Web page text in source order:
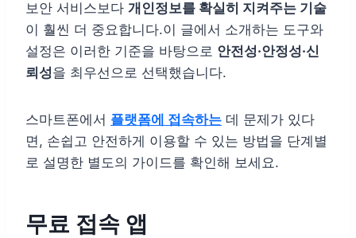
보안 서비스보다 개인정보를 확실히 지켜주는 기술
이 훨씬 더 중요합니다.이 글에서 소개하는 도구와
설정은 이러한 기준을 바탕으로 안전성·안정성·신
뢰성을 최우선으로 선택했습니다.
스마트폰에서 플랫폼에 접속하는 데 문제가 있다
면, 손쉽고 안전하게 이용할 수 있는 방법을 단계별
로 설명한 별도의 가이드를 확인해 보세요.
무료 접속 앱